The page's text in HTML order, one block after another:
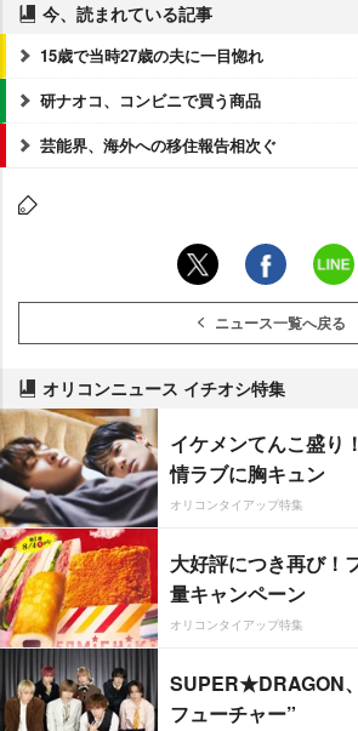
今、読まれている記事
15歳で当時27歳の夫に一目惚れ
研ナオコ、コンビニで買う商品
芸能界、海外への移住報告相次ぐ
ニュース一覧へ戻る
オリコンニュース イチオシ特集
イケメンてんこ盛り
情ラブに胸キュン
オリコンタイアップ特集
大好評につき再び！
量キャンペーン
オリコンタイアップ特集
SUPER★DRAGON
フューチャー”